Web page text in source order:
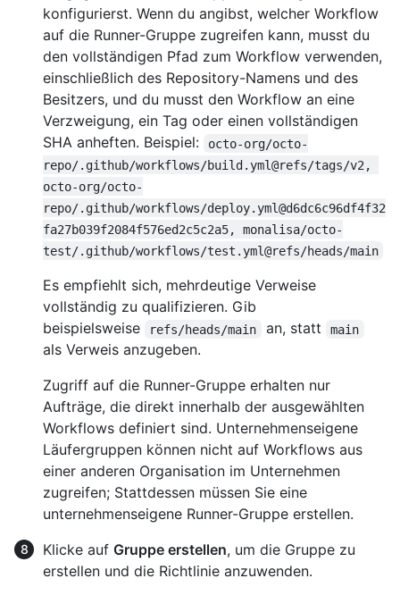
konfigurierst. Wenn du angibst, welcher Workflow
auf die Runner-Gruppe zugreifen kann, musst du
den vollständigen Pfad zum Workflow verwenden,
einschließlich des Repository-Namens und des
Besitzers, und du musst den Workflow an eine
Verzweigung, ein Tag oder einen vollständigen
SHA anheften. Beispiel:
octo-org/octo-
repo/.github/workflows/build.yml@refs/tags/v2,
octo-org/octo-
repo/.github/workflows/deploy.yml@d6dc6c96df4f32
fa27b039f2084f576ed2c5c2a5, monalisa/octo-
test/.github/workflows/test.yml@refs/heads/main
Es empfiehlt sich, mehrdeutige Verweise
vollständig zu qualifizieren. Gib
beispielsweise
refs/heads/main an, statt main
als Verweis anzugeben.
Zugriff auf die Runner-Gruppe erhalten nur
Aufträge, die direkt innerhalb der ausgewählten
Workflows definiert sind. Unternehmenseigene
Läufergruppen können nicht auf Workflows aus
einer anderen Organisation im Unternehmen
zugreifen; Stattdessen müssen Sie eine
unternehmenseigene Runner-Gruppe erstellen.
Klicke auf Gruppe erstellen, um die Gruppe zu
erstellen und die Richtlinie anzuwenden.